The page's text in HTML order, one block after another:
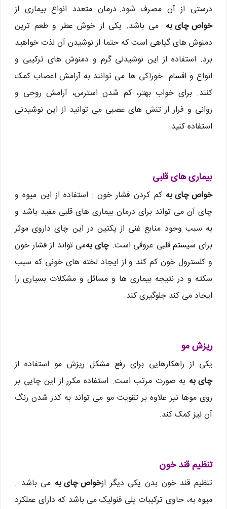
درستی از آن مصرف شود. درمان متعدد انواع بیماری از
خواص چای به می باشد. یکی از خوش عطر و طعم ترین
دمنوش های گیاهی است که حتما از نوشیدن آن لذت خواهید
برد. استفاده از این نوشیدنی گرم و دمنوش های ترکیبی و
انواع و اقسام خوراکی ها می توانند به آرامش اعصاب کمک
کنند. برای خواب بهتر، کم شدن استرس، آرامش روحی و
روانی و فرار از تنش های عصبی می توانید از این نوشیدنی
استفاده کنید.
بیماری های قلبی
خواص چای به کم کردن فشار خون : استفاده از این میوه و
چای آن می تواند برای درمان بیماری های قلبی مفید باشد و
به سبب وجود منابع غنی از پکتین در این چای داروی موثر
برای سیستم قلبی عروقی است.چای بهمی تواند از فشار خون
و کلسترول خون کم کند و از ایجاد لخته های خونی که سبب
سکته و در نتیجه بیماری ها و مسائل و مشکلات بسیاری را
ایجاد می کند جلوگیری کند.
ریزش مو
یکی از راهکارهایی برای رفع مشکل ریزش مو استفاده از
چای به به صورت مرتب است. استفاده مکرر از این چایی بر
روی موها نیز علاوه بر تقویت مو می تواند به کدر شدن رنگ
آن نیز کمک کند.
تنظیم قند خون
تنظیم قند خون بدن یکی دیگر ازخواص چای به می باشد .
میوه به، حاوی ترکیبات پلی فنولیک می باشد که دارای عملکرد